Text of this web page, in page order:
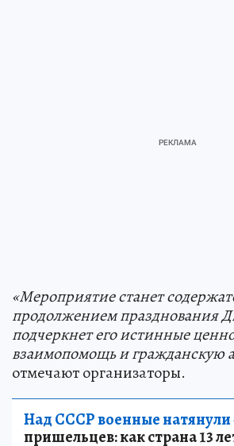
«Мероприятие станет
продолжением празднования
подчеркнет его истинные
взаимопомощь и гражданскую
отмечают организаторы.
Над СССР военные натянули
пришельцев: как страна 13